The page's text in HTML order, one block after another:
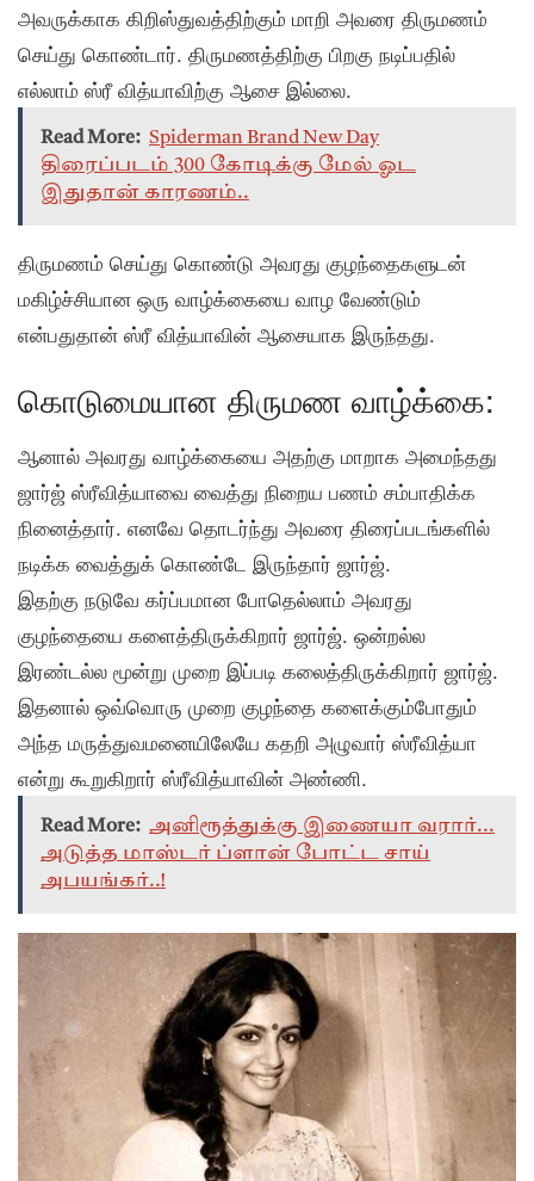
அவருக்காக கிறிஸ்துவத்திற்கும் மாறி அவரை திருமணம்
செய்து கொண்டார். திருமணத்திற்கு பிறகு நடிப்பதில்
எல்லாம் ஸ்ரீ வித்யாவிற்கு ஆசை இல்லை.
Read More: Spiderman Brand New Day
திரைப்படம் 300 கோடிக்கு மேல் ஓட
இதுதான் காரணம்..
திருமணம் செய்து கொண்டு அவரது குழந்தைகளுடன்
மகிழ்ச்சியான ஒரு வாழ்க்கையை வாழ வேண்டும்
என்பதுதான் ஸ்ரீ வித்யாவின் ஆசையாக இருந்தது.
கொடுமையான திருமண வாழ்க்கை:
ஆனால் அவரது வாழ்க்கையை அதற்கு மாறாக அமைந்தது
ஜார்ஜ் ஸ்ரீவித்யாவை வைத்து நிறைய பணம் சம்பாதிக்க
நினைத்தார். எனவே தொடர்ந்து அவரை திரைப்படங்களில்
நடிக்க வைத்துக் கொண்டே இருந்தார் ஜார்ஜ்.
இதற்கு நடுவே கர்ப்பமான போதெல்லாம் அவரது
குழந்தையை களைத்திருக்கிறார் ஜார்ஜ். ஒன்றல்ல
இரண்டல்ல மூன்று முறை இப்படி கலைத்திருக்கிறார் ஜார்ஜ்.
இதனால் ஒவ்வொரு முறை குழந்தை களைக்கும்போதும்
அந்த மருத்துவமனையிலேயே கதறி அழுவார் ஸ்ரீவித்யா
என்று கூறுகிறார் ஸ்ரீவித்யாவின் அண்ணி.
Read More: அனிரூத்துக்கு இணையா வரார்...
அடுத்த மாஸ்டர் ப்ளான் போட்ட சாய்
அபயங்கர்..!